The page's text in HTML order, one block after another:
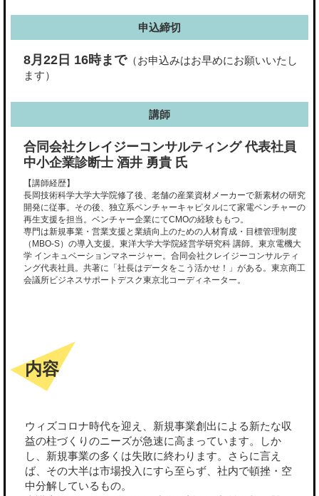
申込締切
8月22日 16時まで（お申込みはお早めにお願いいたし
ます）
講師
合同会社クレイジーコンサルティング 代表社員
中小企業診断士 酒井 勇貴 氏
【講師経歴】
長岡技術科学大学大学院修了後、老舗の産業資材メーカーで新素材の研究
開発に従事。その後、独立系ベンチャーキャピタルにて家電ベンチャーの
再生支援を担当。ベンチャー企業にてCMOの経験ももつ。
専門は新規事業・営業支援と業績向上のための人材育成・目標管理制度
（MBO-S）の導入支援。東洋大学大学院経営学研究科 講師。東京電機大
学 インキュベーションマネージャー。合同会社クレイジーコンサルティ
ング代表社員。共著に「社長はデータをこう活かせ！」がある。東京商工
会議所ビジネスサポートデスク東京北コーディネーター。
内容
ウィズコロナ時代を迎え、新規事業創出による新たな収
益の柱づくりのニーズが急速に高まっています。しか
し、新規事業の多くは失敗に終わります。さらに言え
ば、その大半は市場投入にすら至らず、社内で頓挫・空
中分解しているもの。